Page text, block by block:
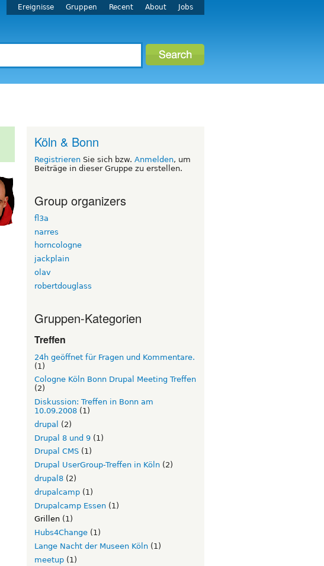
Ereignisse Gruppen Recent About Jobs
Köln & Bonn
Registrieren Sie sich bzw. Anmelden, um
Beiträge in dieser Gruppe zu erstellen.
Group organizers
fl3a
narres
horncologne
jackplain
olav
robertdouglass
Gruppen-Kategorien
Treffen
24h geöffnet für Fragen und Kommentare.
(1)
Cologne Köln Bonn Drupal Meeting Treffen
(2)
Diskussion: Treffen in Bonn am
10.09.2008 (1)
drupal
(2)
Drupal 8 und 9 (1)
Drupal CMS (1)
Drupal UserGroup-Treffen in Köln (2)
drupal8 (2)
drupalcamp (1)
Drupalcamp Essen (1)
Grillen (1)
Hubs4Change (1)
Lange Nacht der Museen Köln (1)
meetup (1)